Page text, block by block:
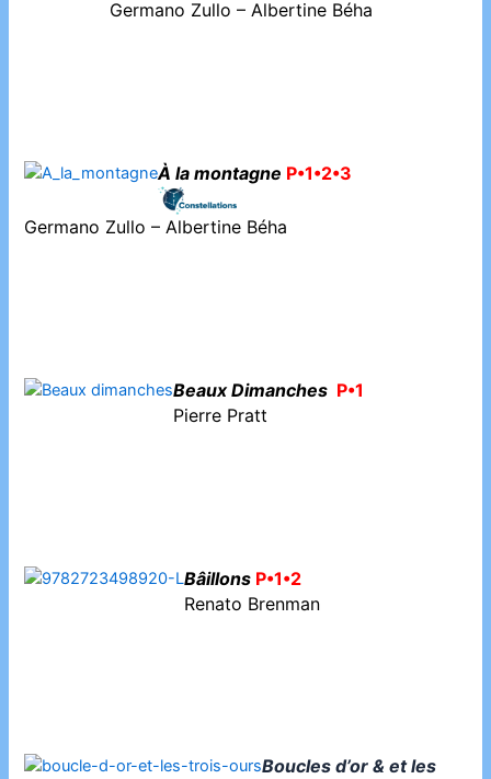
Germano Zullo – Albertine Béha
À la montagne P•1•2•3
Germano Zullo – Albertine Béha
Beaux Dimanches P•1
Pierre Pratt
Bâillons P•1•2
Renato Brenman
Boucles d’or & et les